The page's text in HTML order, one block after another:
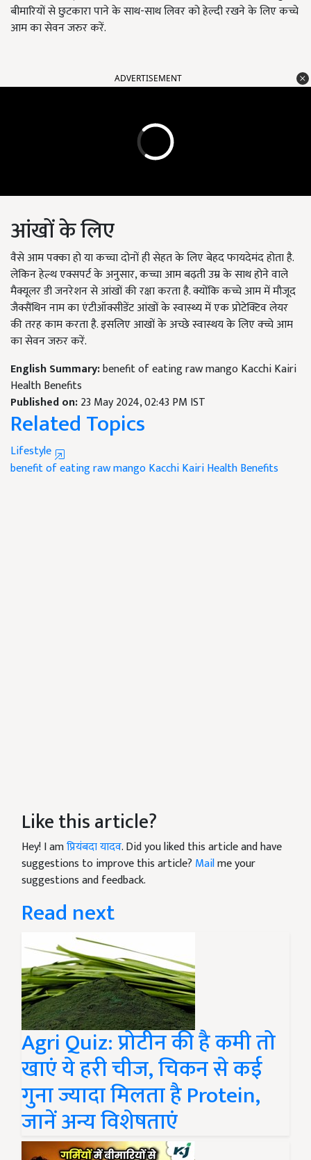
बीमारियों से छुटकारा पाने के साथ-साथ लिवर को हेल्दी रखने के लिए कच्चे
आम का सेवन जरुर करें.
ADVERTISEMENT
आंखों के लिए
वैसे आम पक्का हो या कच्चा दोनों ही सेहत के लिए बेहद फायदेमंद होता है.
लेकिन हेल्थ एक्सपर्ट के अनुसार, कच्चा आम बढ़ती उम्र के साथ होने वाले
मैक्यूलर डी जनरेशन से आंखों की रक्षा करता है. क्योंकि कच्चे आम में मौजूद
जैक्सैंथिन नाम का एंटीऑक्सीडेंट आंखों के स्वास्थ्य में एक प्रोटेक्टिव लेयर
की तरह काम करता है. इसलिए आखों के अच्छे स्वास्थय के लिए क्च्चे आम
का सेवन जरुर करें.
English Summary:benefit of eating raw mango Kacchi Kairi
Health Benefits
Published on:23 May 2024, 02:43 PM IST
Related Topics
Lifestyle
benefit of eating raw mangoKacchi Kairi Health Benefits
Like this article?
Hey! I amप्रियंबदा यादव. Did you liked this article and have
suggestions to improve this article? Mailme your
suggestions and feedback.
Read next
Agri Quiz: प्रोटीन की है कमी तो
खाएं ये हरी चीज, चिकन से कई
गुना ज्यादा मिलता है Protein,
जानें अन्य विशेषताएं